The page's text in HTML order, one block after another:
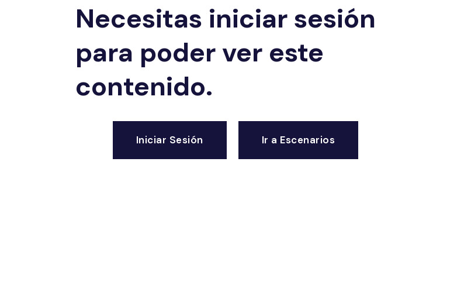
Necesitas iniciar sesión
para poder ver este
contenido.
Iniciar Sesión Ir a Escenarios